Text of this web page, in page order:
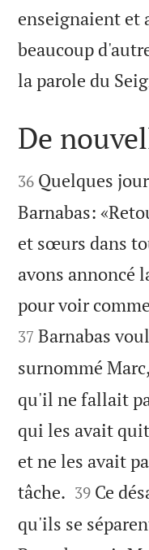
enseignaient et
beaucoup
la parole du

De

36 Quelques
Barnabas:
et sœurs dans
avons annoncé
pour voir
37 Barnabas
surnommé Marc,
qu'il ne fallait
qui les avait
et ne les avait
tâche. 

39 Ce
qu'ils se